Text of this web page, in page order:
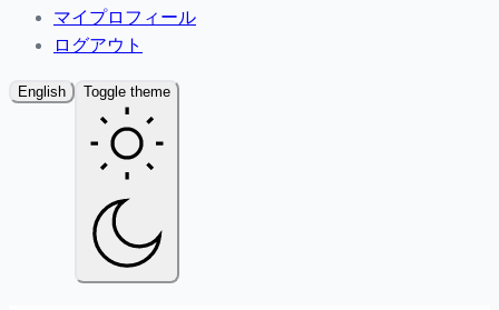
マイプロフィール
ログアウト
English Toggle theme